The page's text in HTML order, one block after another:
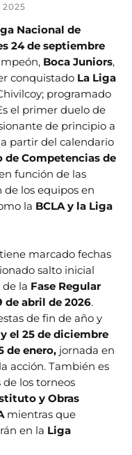
2025
Nacional de
24 de septiembre
Boca Juniors,
conquistado La Liga
programado
el primer duelo de
de principio a
a partir del calendario
de Competencias de
función de las
los equipos en
la BCLA y la Liga
tiene marcado fechas
salto inicial
de la Fase Regular
de abril de 2026.
de fin de año y
el 25 de diciembre
de enero, jornada en
acción. También es
los torneos
y Obras
mientras que
en la Liga